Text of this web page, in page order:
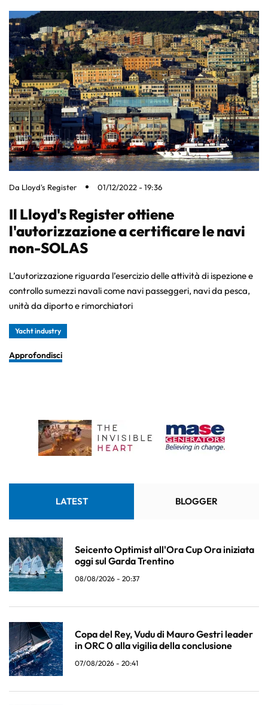
Da Lloyd's Register 01/12/2022 - 19:36
Il Lloyd's Register ottiene
l'autorizzazione a certificare le navi
non-SOLAS
L’autorizzazione riguarda l’esercizio delle attività di ispezione e
controllo sumezzi navali come navi passeggeri, navi da pesca,
unità da diporto e rimorchiatori
Yacht industry
Approfondisci
LATEST BLOGGER
Seicento Optimist all'Ora Cup Ora iniziata
oggi sul Garda Trentino
08/08/2026 - 20:37
Copa del Rey, Vudu di Mauro Gestri leader
in ORC 0 alla vigilia della conclusione
07/08/2026 - 20:41